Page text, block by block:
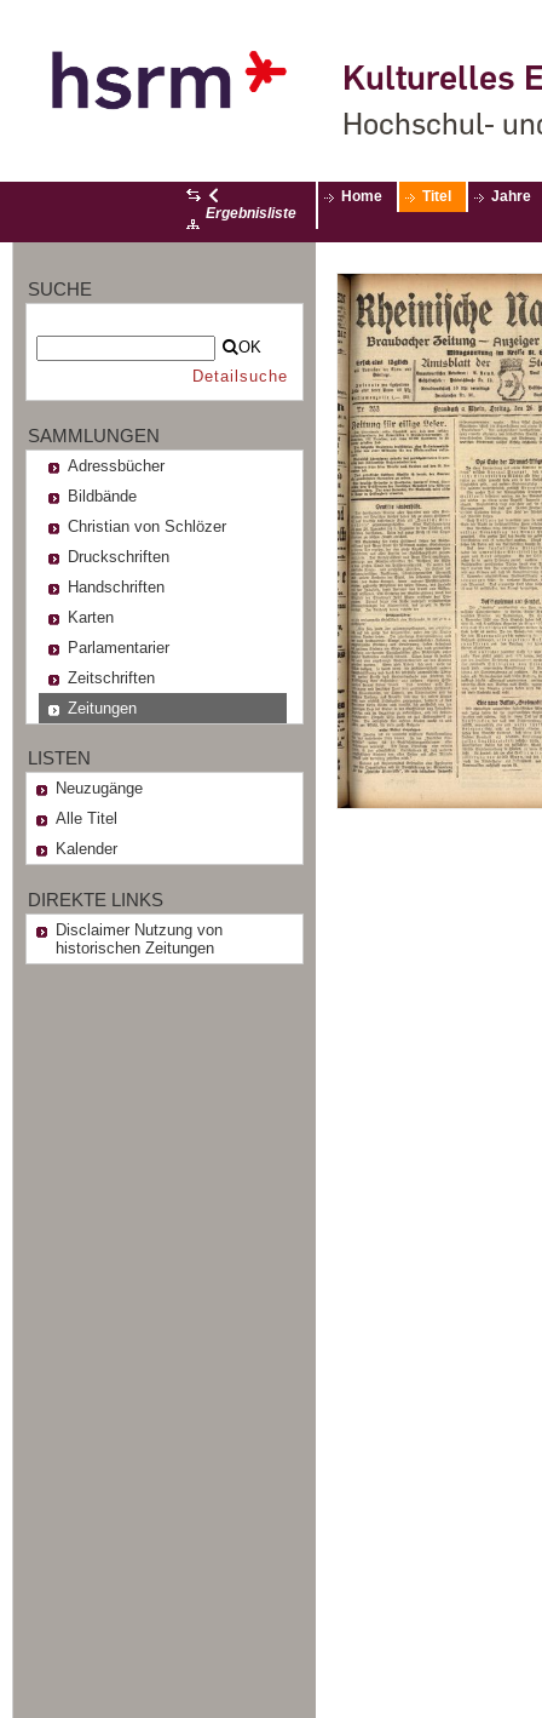
Kulturelles
Hochschul-
Ergebnisliste
Home Titel Jahre
SUCHE
OK
Detailsuche
SAMMLUNGEN
Adressbücher
Bildbände
Christian von Schlözer
Druckschriften
Handschriften
Karten
Parlamentarier
Zeitschriften
Zeitungen
LISTEN
Neuzugänge
Alle Titel
Kalender
DIREKTE LINKS
Disclaimer Nutzung von
historischen Zeitungen